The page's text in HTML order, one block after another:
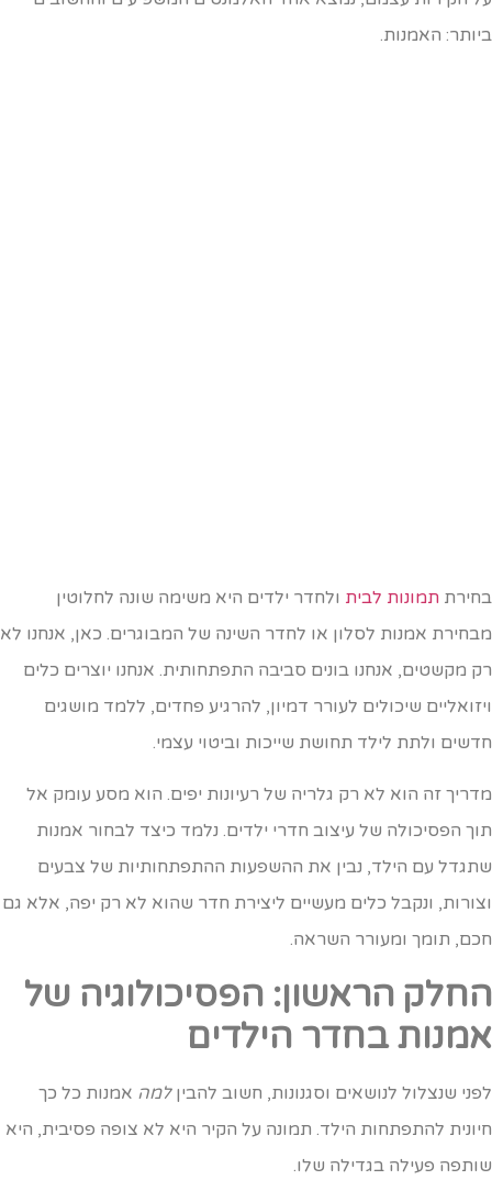
האמנות.
תמונות לביתו לחדר ילדים היא משימה שונה לחלוטין
אמנות לסלון או לחדר השינה של המבוגרים. כאן, אנחנו לא
מקשטים, אנחנו בונים סביבה התפתחותית. אנחנו יוצרים כלים
שיכולים לעורר דמיון, להרגיע פחדים, ללמד מושגים
ולתת לילד תחושת שייכות וביטוי עצמי.
זה הוא לא רק גלריה של רעיונות יפים. הוא מסע עומק אל
הפסיכולה של עיצוב חדרי ילדים. נלמד כיצד לבחור אמנות
עם הילד, נבין את ההשפעות ההתפתחותיות של צבעים
ונקבל כלים מעשיים ליצירת חדר שהוא לא רק יפה, אלא גם
תומך ומעורר השראה.
הראשון: הפסיכולוגיה של
בחדר הילדים
שנצלול לנושאים וסגנונות, חשוב להביןלמהאמנות כל כך
להתפתחות הילד. תמונה על הקיר היא לא צופה פסיבית, היא
פעילה בגדילה שלו.